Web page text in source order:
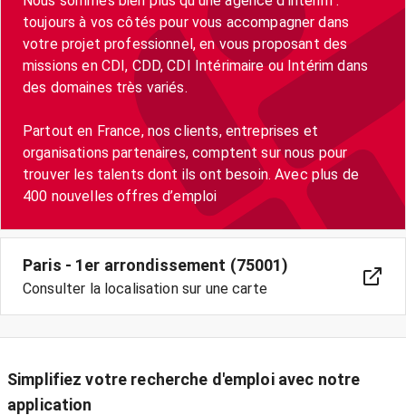
toujours à vos côtés pour vous accompagner dans
votre projet professionnel, en vous proposant des
missions en CDI, CDD, CDI Intérimaire ou Intérim dans
des domaines très variés.
Partout en France, nos clients, entreprises et
organisations partenaires, comptent sur nous pour
trouver les talents dont ils ont besoin. Avec plus de
400 nouvelles offres d’emploi
Paris - 1er arrondissement (75001)
Consulter la localisation sur une carte
Simplifiez votre recherche d'emploi avec notre
application